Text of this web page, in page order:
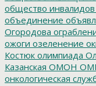
общество инвалидов
объединение
Огородова
ожоги озеленение
Костюк олимпиада
Казанская ОМОН
онкологическая